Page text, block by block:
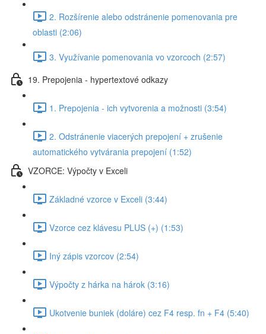
2. Rozšírenie alebo odstránenie pomenovania pre
oblasti (2:06)
3. Využívanie pomenovania vo vzorcoch (2:57)
19. Prepojenia - hypertextové odkazy
1. Prepojenia - ich vytvorenia a možnosti (3:54)
2. Odstránenie viacerých prepojení + zrušenie
automatického vytvárania prepojení (1:52)
VZORCE: Výpočty v Exceli
Základné vzorce v Exceli (3:44)
Vzorce cez klávesu PLUS (+) (1:53)
Iný zápis vzorcov (2:54)
Výpočty z hárka na hárok (3:16)
Ukotvenie buniek (doláre) cez F4 resp. fn + F4 (5:40)